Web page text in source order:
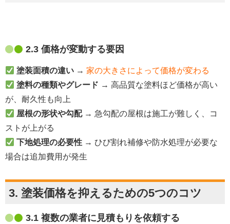
2.3 価格が変動する要因
塗装面積の違い →家の大きさによって価格が変わる
塗料の種類やグレード → 高品質な塗料ほど価格が高い
が、耐久性も向上
屋根の形状や勾配→ 急勾配の屋根は施工が難しく、コ
ストが上がる
下地処理の必要性 → ひび割れ補修や防水処理が必要な
場合は追加費用が発生
3. 塗装価格を抑えるための5つのコツ
3.1 複数の業者に見積もりを依頼する